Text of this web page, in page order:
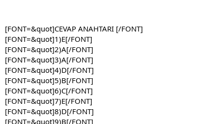
[FONT=&quot]CEVAP ANAHTARI [/FONT]
[FONT=&quot]1)E[/FONT]
[FONT=&quot]2)A[/FONT]
[FONT=&quot]3)A[/FONT]
[FONT=&quot]4)D[/FONT]
[FONT=&quot]5)B[/FONT]
[FONT=&quot]6)C[/FONT]
[FONT=&quot]7)E[/FONT]
[FONT=&quot]8)D[/FONT]
[FONT=&quot]9)B[/FONT]